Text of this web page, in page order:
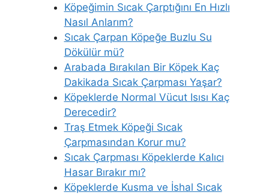
Köpeğimin Sıcak Çarptığını En Hızlı
Nasıl Anlarım?
Sıcak Çarpan Köpeğe Buzlu Su
Dökülür mü?
Arabada Bırakılan Bir Köpek Kaç
Dakikada Sıcak Çarpması Yaşar?
Köpeklerde Normal Vücut Isısı Kaç
Derecedir?
Traş Etmek Köpeği Sıcak
Çarpmasından Korur mu?
Sıcak Çarpması Köpeklerde Kalıcı
Hasar Bırakır mı?
Köpeklerde Kusma ve İshal Sıcak